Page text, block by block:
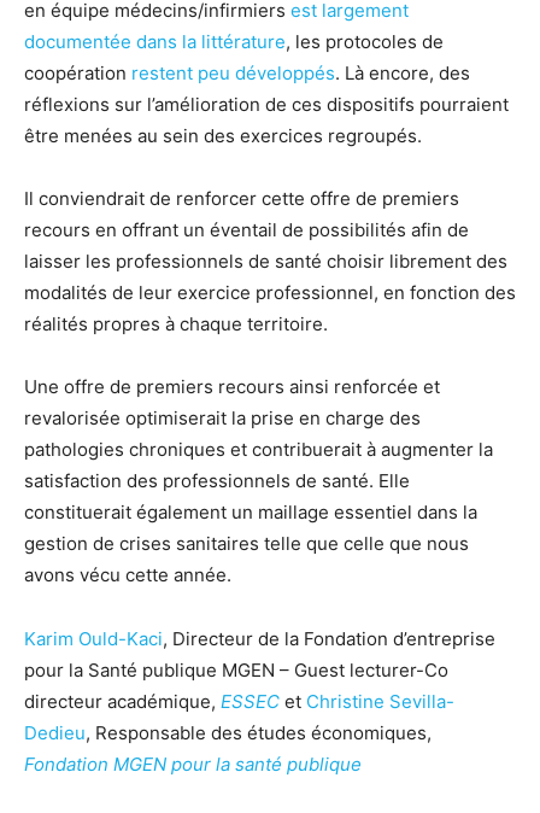
en équipe médecins/infirmiers est largement
documentée dans la littérature, les protocoles de
coopération restent peu développés. Là encore, des
réflexions sur l’amélioration de ces dispositifs pourraient
être menées au sein des exercices regroupés.
Il conviendrait de renforcer cette offre de premiers
recours en offrant un éventail de possibilités afin de
laisser les professionnels de santé choisir librement des
modalités de leur exercice professionnel, en fonction des
réalités propres à chaque territoire.
Une offre de premiers recours ainsi renforcée et
revalorisée optimiserait la prise en charge des
pathologies chroniques et contribuerait à augmenter la
satisfaction des professionnels de santé. Elle
constituerait également un maillage essentiel dans la
gestion de crises sanitaires telle que celle que nous
avons vécu cette année.
Karim Ould-Kaci, Directeur de la Fondation d’entreprise
pour la Santé publique MGEN – Guest lecturer-Co
directeur académique, ESSEC et Christine Sevilla-
Dedieu, Responsable des études économiques,
Fondation MGEN pour la santé publique